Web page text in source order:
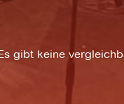
gibt keine